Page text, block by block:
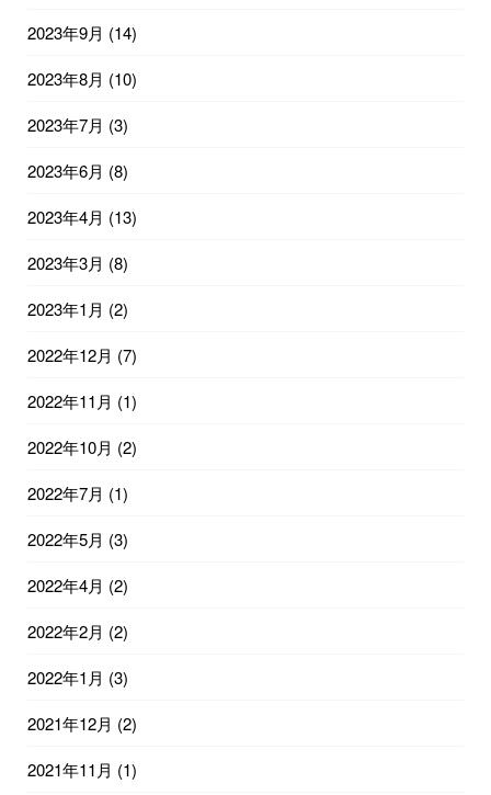
2023年9月 (14)
2023年8月 (10)
2023年7月 (3)
2023年6月 (8)
2023年4月 (13)
2023年3月 (8)
2023年1月 (2)
2022年12月 (7)
2022年11月 (1)
2022年10月 (2)
2022年7月 (1)
2022年5月 (3)
2022年4月 (2)
2022年2月 (2)
2022年1月 (3)
2021年12月 (2)
2021年11月 (1)